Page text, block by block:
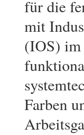
für die
mit
(IOS)
Farben